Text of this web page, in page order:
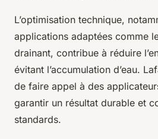
L’optimisation technique,
applications adaptées comme
drainant, contribue à réduire
évitant l’accumulation d’eau.
de faire appel à des
garantir un résultat durable et
standards.